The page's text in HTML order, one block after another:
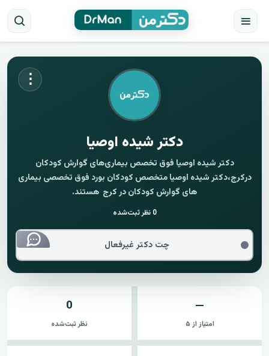
⋮
دکتر شیده اوصیا
دکتر شیده اوصیا فوق تخصص بیماری‌های گوارش کودکان
درکرج،دکتر شیده اوصیا متخصص کودکان بورد فوق تخصصی بیماری
های گوارش کودکان در کرج هستند.
0 نظر ثبت‌شده
چت دکتر غیرفعال
—
امتیاز از ۵
0
نظر ثبت‌شده